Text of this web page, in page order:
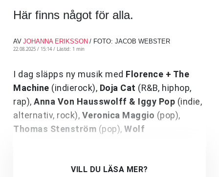
Här finns något för alla.
AV JOHANNA ERIKSSON / FOTO: JACOB WEBSTER
22.08.2025 / 15:14 / Lästid: 1 min
I dag släpps ny musik med Florence + The
Machine (indierock), Doja Cat (R&B, hiphop,
rap), Anna Von Hausswolff & Iggy Pop (indie,
alternativ, rock), Veronica Maggio (pop),
Thomas Stenström (pop), Wolf
VILL DU LÄSA MER?